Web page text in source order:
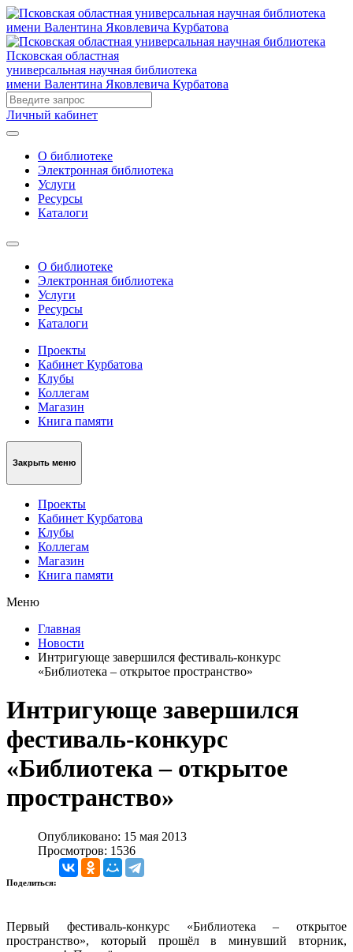
Псковская областная
универсальная научная библиотека
имени Валентина Яковлевича Курбатова
Личный кабинет
О библиотеке
Электронная библиотека
Услуги
Ресурсы
Каталоги
О библиотеке
Электронная библиотека
Услуги
Ресурсы
Каталоги
Проекты
Кабинет Курбатова
Клубы
Коллегам
Магазин
Книга памяти
Закрыть меню
Проекты
Кабинет Курбатова
Клубы
Коллегам
Магазин
Книга памяти
Меню
Главная
Новости
Интригующе завершился фестиваль-конкурс
«Библиотека – открытое пространство»
Интригующе завершился
фестиваль-конкурс
«Библиотека – открытое
пространство»
Опубликовано: 15 мая 2013
Просмотров: 1536
Поделиться:
Первый фестиваль-конкурс «Библиотека – открытое
пространство», который прошёл в минувший вторник,